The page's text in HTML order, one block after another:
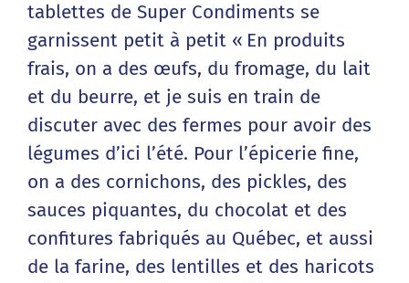
tablettes de Super Condiments se
garnissent petit à petit « En produits
frais, on a des œufs, du fromage, du lait
et du beurre, et je suis en train de
discuter avec des fermes pour avoir des
légumes d’ici l’été. Pour l’épicerie fine,
on a des cornichons, des pickles, des
sauces piquantes, du chocolat et des
confitures fabriqués au Québec, et aussi
de la farine, des lentilles et des haricots